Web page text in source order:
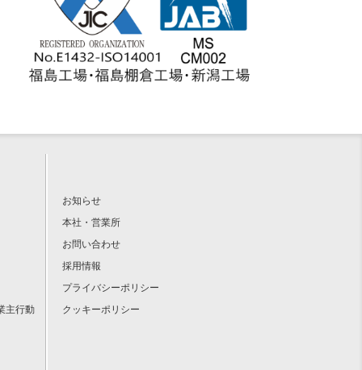
主行動
お知らせ
本社・営業所
お問い合わせ
採用情報
プライバシーポリシー
クッキーポリシー